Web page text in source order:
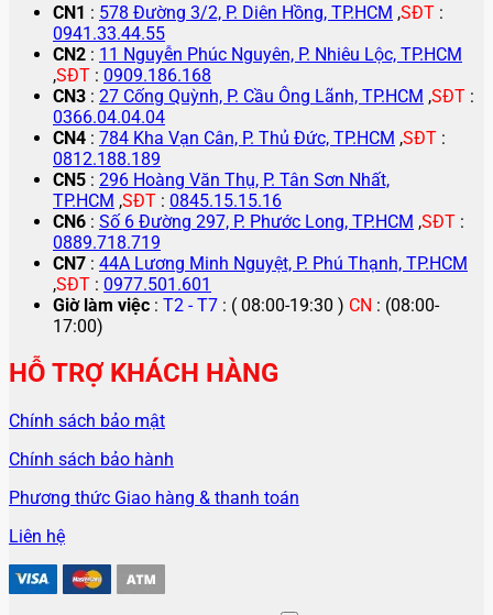
CN1 : 578 Đường 3/2, P. Diên Hồng, TP.HCM ,SĐT :
0941.33.44.55
CN2 : 11 Nguyễn Phúc Nguyên, P. Nhiêu Lộc, TP.HCM
,SĐT : 0909.186.168
CN3 : 27 Cống Quỳnh, P. Cầu Ông Lãnh, TP.HCM ,SĐT :
0366.04.04.04
CN4 : 784 Kha Vạn Cân, P. Thủ Đức, TP.HCM ,SĐT :
0812.188.189
CN5 : 296 Hoàng Văn Thụ, P. Tân Sơn Nhất,
TP.HCM ,SĐT : 0845.15.15.16
CN6 : Số 6 Đường 297, P. Phước Long, TP.HCM ,SĐT :
0889.718.719
CN7 : 44A Lương Minh Nguyệt, P. Phú Thạnh, TP.HCM
,SĐT : 0977.501.601
Giờ làm việc : T2 - T7 : ( 08:00-19:30 ) CN : (08:00-
17:00)
HỖ TRỢ KHÁCH HÀNG
Chính sách bảo mật
Chính sách bảo hành
Phương thức Giao hàng & thanh toán
Liên hệ